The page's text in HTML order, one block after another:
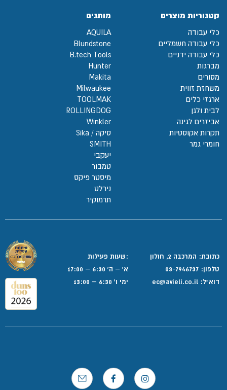
קטגוריות מוצרים
כלי עבודה
כלי עבודה חשמליים
כלי עבודה ידניים
מברגות
מסורים
משחזת זווית
ארגזי כלים
לבית ולגן
אביזרים לגינה
תקרות אקוסטיות
חומרי גמר
מותגים
AQUILA
Blundstone
B.tech Tools
Hunter
Makita
Milwaukee
TOOLMAK
ROLLINGDOG
Winkler
סיקה / Sika
SMITH
יעקבי
טמבור
מיסטר פיקס
נירלט
תרמוקיר
כתובת: המרכבה 2, חולון
טלפון: 03-7946737
דוא”ל:
:שעות פעילות
א' – ה' 6:30 – 17:00
ימי ו' 6:30 – 13:00